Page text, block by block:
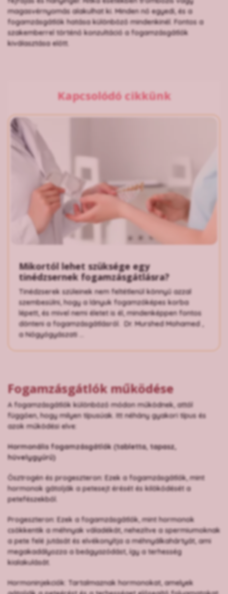
magasvérnyomás alakulhat ki. Minden nő egyedi, és a
fogamzásgátlók hatása különböző mindenkinél. Fontos a
szakemberrel történő konzultáció a fogamzásgátlók
kiválasztása előtt.
Kapcsolódó cikkünk
Mikortól lehet szüksége egy
tinédzsernek fogamzásgátlásra?
Tinédzserek szüleinek nem feltétlenül könnyű azzal
szembesülni, hogy a lányuk fogamzóképes korba
lépett, és mivel nemi életet is él, mindenképpen fontos
dönteni a fogamzásgátlásról. Dr. Murshed Mohamed ,
a Nőgyógyászati ...
Fogamzásgátlók működése
A fogamzásgátlók különböző módon működnek, attól
függően, hogy milyen típusúak. Itt néhány gyakori típus és
azok működési elve:
Hormonális fogamzásgátlók (tabletta, tapasz,
hüvelygyűrű)
Ösztrogén és progeszteron: Ezek a fogamzásgátlók, mint
hormonok gátolják a petesejt érését és kilökődését a
petefészekből.
Progeszteron: Ezek a fogamzásgátlók, mint hormonok
csökkentik a méhnyak váladékát, nehezítve a spermiumoknak
a pete felé jutását és elvékonyítja a méhnyálkahártyát, ami
megakadályozza a beágyazódást, így a terhesség
kialakulását.
Hormoninjekciók: Tartalmaznak hormonokat, amelyek